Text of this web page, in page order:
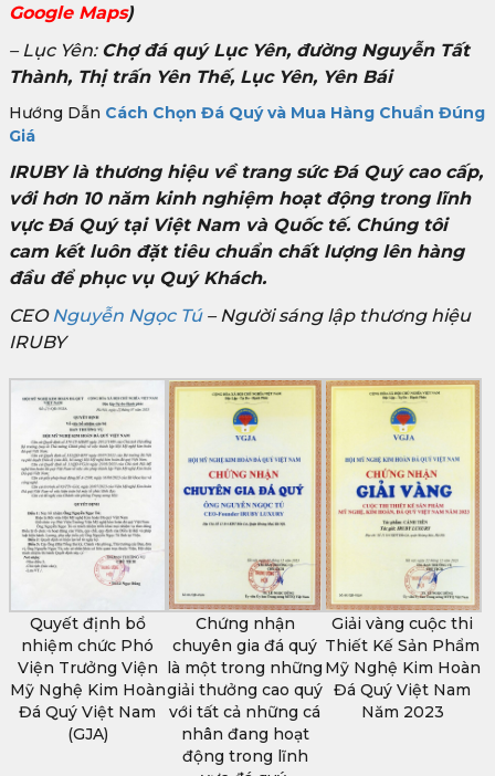
Google Maps)
– Lục Yên: Chợ đá quý Lục Yên, đường Nguyễn Tất
Thành, Thị trấn Yên Thế, Lục Yên, Yên Bái
Hướng Dẫn Cách Chọn Đá Quý và Mua Hàng Chuẩn Đúng
Giá
IRUBY là thương hiệu về trang sức Đá Quý cao cấp,
với hơn 10 năm kinh nghiệm hoạt động trong lĩnh
vực Đá Quý tại Việt Nam và Quốc tế. Chúng tôi
cam kết luôn đặt tiêu chuẩn chất lượng lên hàng
đầu để phục vụ Quý Khách.
CEONguyễn Ngọc Tú– Người sáng lập thương hiệu
IRUBY
Quyết định bổ
nhiệm chức Phó
Viện Trưởng Viện
Mỹ Nghệ Kim Hoàn
Đá Quý Việt Nam
(GJA)
Chứng nhận
chuyên gia đá quý
là một trong những
giải thưởng cao quý
với tất cả những cá
nhân đang hoạt
động trong lĩnh
Giải vàng cuộc thi
Thiết Kế Sản Phẩm
Mỹ Nghệ Kim Hoàn
Đá Quý Việt Nam
Năm 2023